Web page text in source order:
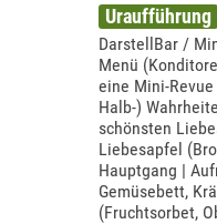
Uraufführung
DarstellBar /
Menü
eine Mini-
Halb-)
schönsten
Liebesapfel
Hauptgang |
Gemüsebett,
(Fruchtsorbet,